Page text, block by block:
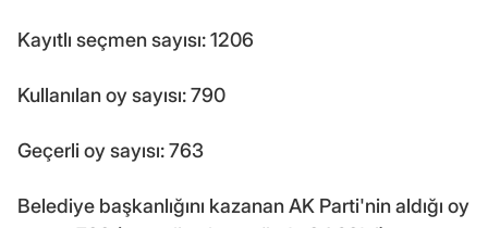
Kayıtlı seçmen sayısı: 1206
Kullanılan oy sayısı: 790
Geçerli oy sayısı: 763
Belediye başkanlığını kazanan AK Parti'nin aldığı oy